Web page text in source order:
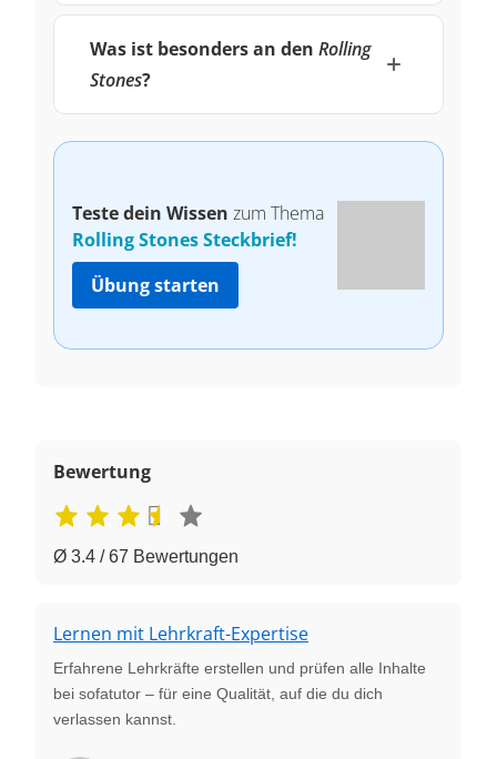
Was ist besonders an den Rolling
Stones?
Teste dein Wissen zum Thema
Rolling Stones Steckbrief!
Übung starten
Bewertung
Ø 3.4 / 67 Bewertungen
Lernen mit Lehrkraft-Expertise
Erfahrene Lehrkräfte erstellen und prüfen alle Inhalte
bei sofatutor – für eine Qualität, auf die du dich
verlassen kannst.